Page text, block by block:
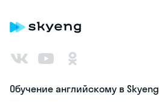
Обучение английскому в Skyeng